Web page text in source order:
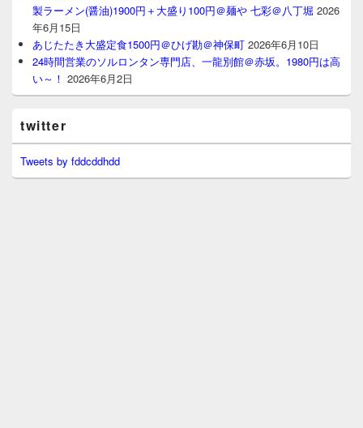
製ラーメン(醤油)1900円＋大盛り100円＠麺や 七彩＠八丁堀 2026
年6月15日
あじたたき大盛定食1500円＠ひげ勘＠神保町 2026年6月10日
24時間営業のソルロンタン専門店、一龍別館＠赤坂。1980円は高
い～！ 2026年6月2日
twitter
Tweets by fddcddhdd